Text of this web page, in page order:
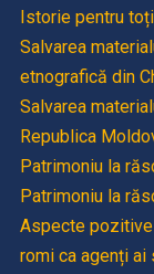
Istorie pentru
Salvarea
etnografică din
Salvarea
Republica
Patrimoniu la
Patrimoniu la
Aspecte
romi ca agenți ai